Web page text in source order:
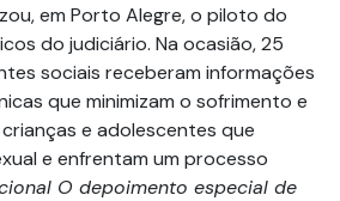
em Porto Alegre, o piloto do
do judiciário. Na ocasião, 25
sociais receberam informações
que minimizam o sofrimento e
e adolescentes que
e enfrentam um processo
O depoimento especial de